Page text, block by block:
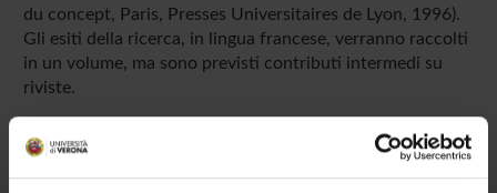
du concept, Paris, Presses Universitaires de Lyon, 1996).
Gli esiti della ricerca, in lingua francese, verranno raccolti
in un volume, ma sono previsti contributi intermedi su
riviste.
Articolazione della ricerca: Ad una parte introduttiva, che
riguarderà tra l’altro le motivazioni della ricerca e il tipo di